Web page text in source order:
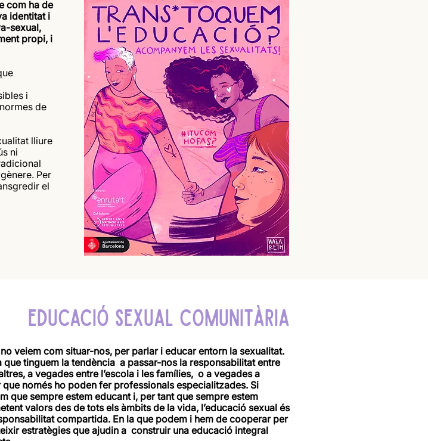
com ha de
identitat i
sexual,
propi, i
i
de
lliure
ni
Per
el
EDUCACIÓ SEXUAL COMUNITÀRIA
veiem com situar-nos, per parlar i educar entorn la sexualitat.
que tinguem la tendència a passar-nos la responsabilitat entre
a vegades entre l’escola i les famílies, o a vegades a
que només ho poden fer professionals especialitzades. Si
que sempre estem educant i, per tant que sempre estem
valors des de tots els àmbits de la vida, l’educació sexual és
compartida. En la que podem i hem de cooperar per
estratègies que ajudin a construir una educació integral